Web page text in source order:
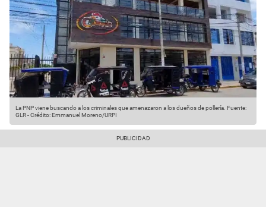
La PNP viene buscando a los criminales que amenazaron a los dueños de pollería. Fuente:
GLR-Crédito: Emmanuel Moreno/URPI